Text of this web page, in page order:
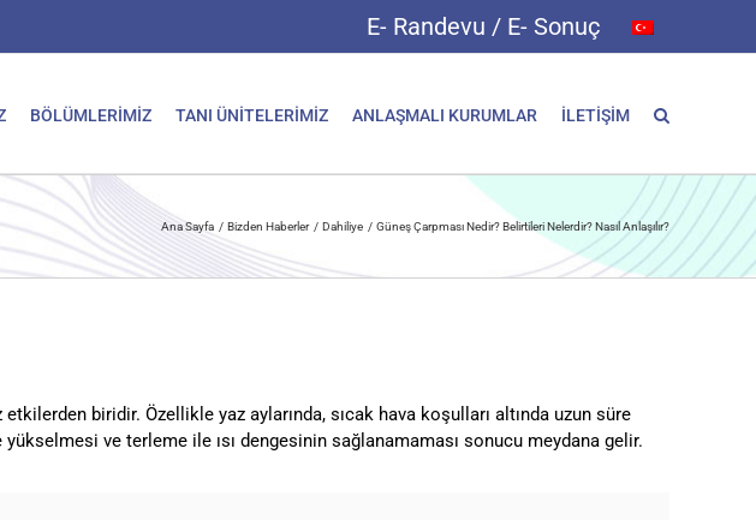
E- Randevu / E- Sonuç
BÖLÜMLERİMİZ TANI ÜNİTELERİMİZ ANLAŞMALI KURUMLAR İLETİŞİM
Ana Sayfa Bizden Haberler Dahiliye Güneş Çarpması Nedir? Belirtileri Nelerdir? Nasıl Anlaşılır?
etkilerden biridir. Özellikle yaz aylarında, sıcak hava koşulları altında uzun süre
yükselmesi ve terleme ile ısı dengesinin sağlanamaması sonucu meydana gelir.